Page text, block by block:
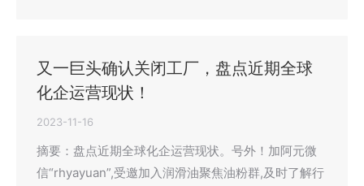
又一巨头确认关闭工厂，盘点近期全球
化企运营现状！
2023-11-16
摘要：盘点近期全球化企运营现状。号外！加阿元微
信“rhyayuan”,受邀加入润滑油聚焦油粉群,及时了解行